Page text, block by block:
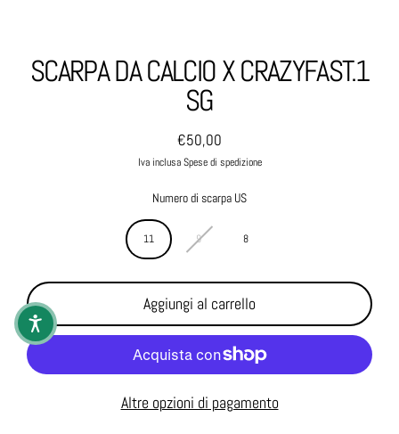
SCARPA DA CALCIO X CRAZYFAST.1
SG
Prezzo normale
€50,00
Iva inclusa Spese di spedizione
Numero di scarpa US
11 9 8
Aggiungi al carrello
Altre opzioni di pagamento